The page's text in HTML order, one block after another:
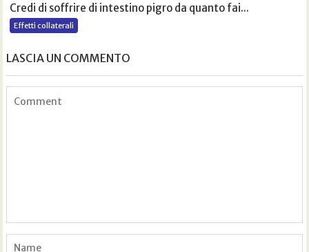
Credi di soffrire di intestino pigro da quanto fai...
Effetti collaterali
LASCIA UN COMMENTO